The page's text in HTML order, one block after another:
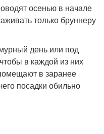
осенью в начале
только бруннеру
день или под
в каждой из них
в заранее
посадки обильно